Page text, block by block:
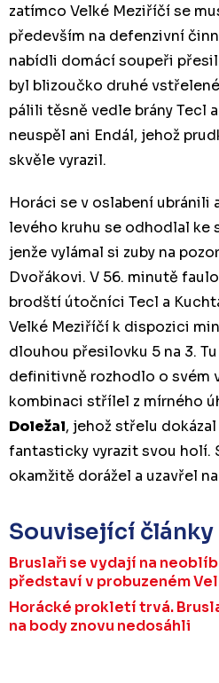
zatímco Velké Meziříčí se
především na defenzivní
nabídli domácí soupeři
byl blizoučko druhé
pálili těsně vedle brány Tecl
neuspěl ani Endál, jehož
skvěle vyrazil.
Horáci se v oslabení ubránili
levého kruhu se odhodlal ke
jenže vylámal si zuby na
Dvořákovi. V 56. minutě
brodští útočníci Tecl a
Velké Meziříčí k dispozici
dlouhou přesilovku 5 na 3.
definitivně rozhodlo o svém
kombinaci střílel z mírného
Doležal, jehož střelu
fantasticky vyrazit svou holí.
okamžitě dorážel a uzavřel
Související články
Bruslaři se vydají na
představí v probuzeném
Horácké prokletí trvá.
na body znovu nedosáhli